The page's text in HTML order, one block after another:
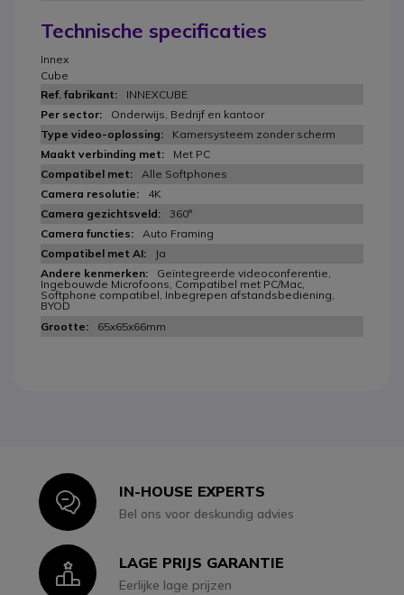
Technische specificaties
Innex
Cube
INNEXCUBE
Onderwijs, Bedrijf en kantoor
Kamersysteem zonder scherm
Met PC
Alle Softphones
4K
360°
Auto Framing
Ja
Geïntegreerde videoconferentie,
Ingebouwde Microfoons, Compatibel met PC/Mac,
Softphone compatibel, Inbegrepen afstandsbediening,
BYOD
65x65x66mm
IconIN-HOUSE EXPERTS
Bel ons voor deskundig advies
IconLAGE PRIJS GARANTIE
Eerlijke lage prijzen